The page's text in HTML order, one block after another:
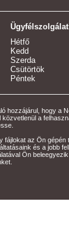
Hétfő
Kedd
Szerda
Csütörtök
Péntek
hozzájárul, hogy a
a
az Ön gépén
és a jobb
Ön